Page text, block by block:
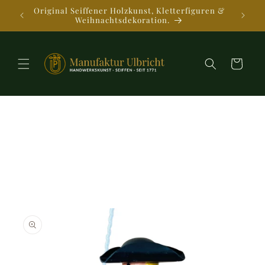
zumOriginal Seiffener Holzkunst, Kletterfiguren &
Weihnachtsdekoration.
Warenkorb